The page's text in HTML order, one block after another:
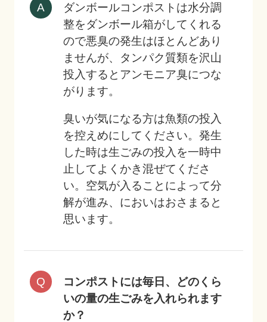
ダンボールコンポストは水分調
整をダンボール箱がしてくれる
ので悪臭の発生はほとんどあり
ませんが、タンパク質類を沢山
投入するとアンモニア臭につな
がります。
臭いが気になる方は魚類の投入
を控えめにしてください。発生
した時は生ごみの投入を一時中
止してよくかき混ぜてくださ
い。空気が入ることによって分
解が進み、においはおさまると
思います。
コンポストには毎日、どのくら
いの量の生ごみを入れられます
か？